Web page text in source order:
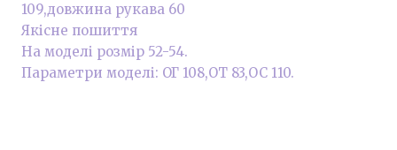
109,довжина рукава 60
Якісне пошиття
На моделі розмір 52-54.
Параметри моделі: ОГ 108,ОТ 83,ОС 110.